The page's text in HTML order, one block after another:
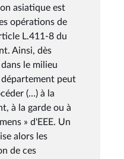
asiatique est
opérations de
L.411-8 du
Ainsi, dès
le milieu
département peut
(…) à la
à la garde ou à
» d'EEE. Un
alors les
de ces